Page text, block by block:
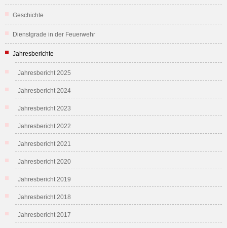
Geschichte
Dienstgrade in der Feuerwehr
Jahresberichte
Jahresbericht 2025
Jahresbericht 2024
Jahresbericht 2023
Jahresbericht 2022
Jahresbericht 2021
Jahresbericht 2020
Jahresbericht 2019
Jahresbericht 2018
Jahresbericht 2017